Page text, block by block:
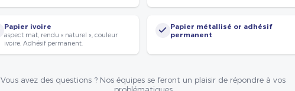
Papier ivoire
aspect mat, rendu « naturel », couleur
ivoire. Adhésif permanent.
Papier métallisé or adhésif
permanent
Vous avez des questions ? Nos équipes se feront un plaisir de répondre à vos